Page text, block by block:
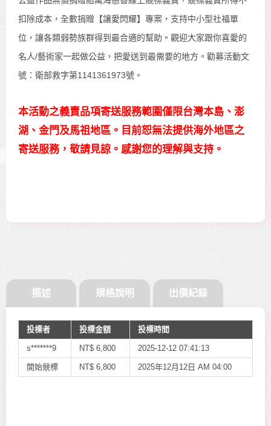
扣除成本，全數捐贈【讓愛閃耀】專案，支持中小型社福單
位，讓各類弱勢族群得到最合適的幫助。觀迎大家跟你喜愛的
名人/藝術家一起做公益，把愛送到最需要的地方。勸募活動文
號：衛部救字第1141361973號。
本活動之義賣品項寄送服務範圍僅限台灣本島、澎
湖、金門及馬祖地區。目前恕無法提供海外地區之
寄送服務，敬請見諒。感謝您的理解與支持。
出價紀錄
描述 規格說明
投標者 投標金額 投標時間
s*******9 NT$ 6,800 2025-12-12 07:41:13
開始競標 NT$ 6,800 2025年12月12日 AM 04:00